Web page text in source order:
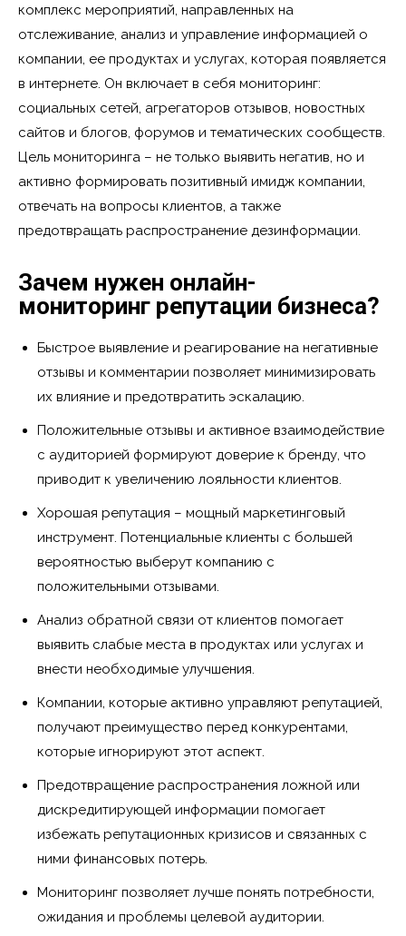
комплекс мероприятий, направленных на
отслеживание, анализ и управление информацией о
компании, ее продуктах и услугах, которая появляется
в интернете. Он включает в себя мониторинг:
социальных сетей, агрегаторов отзывов, новостных
сайтов и блогов, форумов и тематических сообществ.
Цель мониторинга – не только выявить негатив, но и
активно формировать позитивный имидж компании,
отвечать на вопросы клиентов, а также
предотвращать распространение дезинформации.
Зачем нужен онлайн-
мониторинг репутации бизнеса?
Быстрое выявление и реагирование на негативные
отзывы и комментарии позволяет минимизировать
их влияние и предотвратить эскалацию.
Положительные отзывы и активное взаимодействие
с аудиторией формируют доверие к бренду, что
приводит к увеличению лояльности клиентов.
Хорошая репутация – мощный маркетинговый
инструмент. Потенциальные клиенты с большей
вероятностью выберут компанию с
положительными отзывами.
Анализ обратной связи от клиентов помогает
выявить слабые места в продуктах или услугах и
внести необходимые улучшения.
Компании, которые активно управляют репутацией,
получают преимущество перед конкурентами,
которые игнорируют этот аспект.
Предотвращение распространения ложной или
дискредитирующей информации помогает
избежать репутационных кризисов и связанных с
ними финансовых потерь.
Мониторинг позволяет лучше понять потребности,
ожидания и проблемы целевой аудитории.